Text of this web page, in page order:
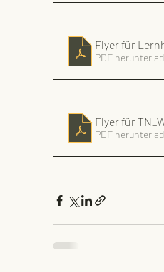
Flyer
PDF
Flyer für
PDF